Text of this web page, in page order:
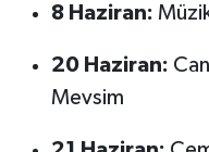
8 Haziran:
20 Haziran:
Mevsim